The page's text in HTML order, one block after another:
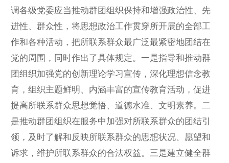
调各级党委应当推动群团组织保持和增强政治性、先
进性、群众性，将思想政治工作贯穿所开展的全部工
作和各种活动，把所联系群众最广泛最紧密地团结在
党的周围，同时作出了具体规定。一是指导和推动群
团组织加强党的创新理论学习宣传，深化理想信念教
育，组织主题鲜明、内涵丰富的宣传教育活动，促进
提高所联系群众思想觉悟、道德水准、文明素养。二
是推动群团组织在服务中加强对所联系群众的团结引
领，及时了解和反映所联系群众的思想状况、愿望和
诉求，维护所联系群众的合法权益。三是建立健全群